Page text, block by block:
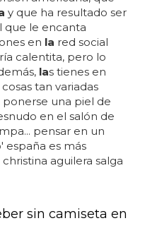
y que ha resultado ser
que le encanta
en la red social
calentita, pero lo
las tienes en
tan variadas
una piel de
en el salón de
pensar en un
españa es más
christina aguilera salga
sin camiseta en